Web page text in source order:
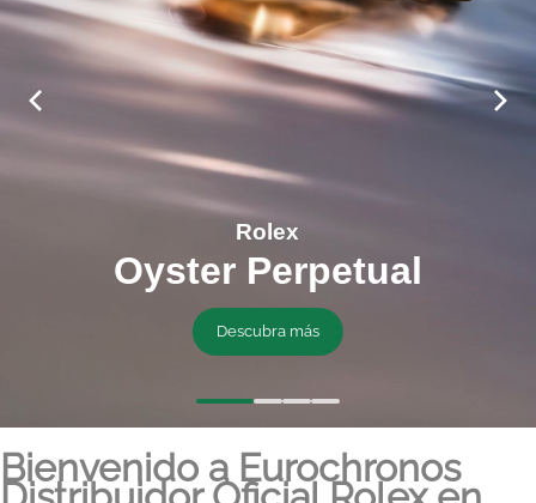
Rolex
Oyster Perpetual
Descubra más
Bienvenido a Eurochronos